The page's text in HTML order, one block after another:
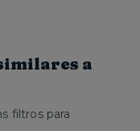
a
filtros para